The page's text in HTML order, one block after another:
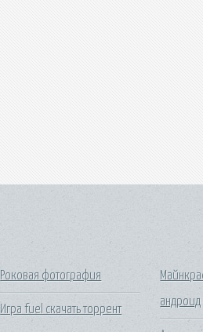
Роковая фотография
Игра fuel скачать торрент